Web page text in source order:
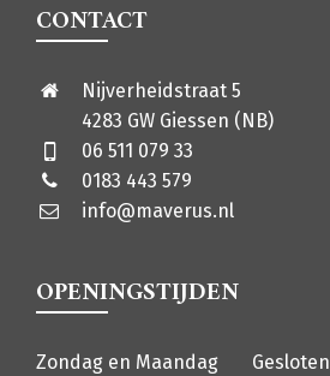
CONTACT
Nijverheidstraat 5
4283 GW Giessen (NB)
06 511 079 33
0183 443 579
info@maverus.nl
OPENINGSTIJDEN
Zondag en Maandag Gesloten